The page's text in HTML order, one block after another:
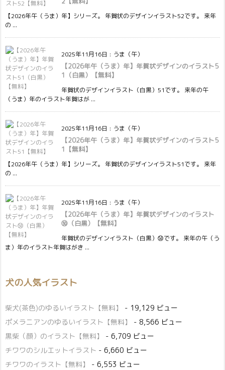
【2026年午（うま）年】シリーズ。 年賀状のデザインイラスト52です。 来年
の ...
2025年11月16日 : うま（午）
【2026年午（うま）年】年賀状デザインのイラスト5
1（白黒）【無料】
年賀状のデザインイラスト（白黒）51です。 来年の午
（うま）年のイラスト年賀はが ...
2025年11月16日 : うま（午）
【2026年午（うま）年】年賀状デザインのイラスト5
1【無料】
【2026年午（うま）年】シリーズ。 年賀状のデザインイラスト51です。 来年
の ...
2025年11月16日 : うま（午）
【2026年午（うま）年】年賀状デザインのイラスト
㊿（白黒）【無料】
年賀状のデザインイラスト（白黒）㊿です。 来年の午（う
ま）年のイラスト年賀はがき ...
犬の人気イラスト
柴犬(茶色)のゆるいイラスト【無料】
- 19,129 ビュー
ポメラニアンのゆるいイラスト【無料】
- 8,566 ビュー
黒柴（顔）のイラスト【無料】
- 6,709 ビュー
チワワのシルエットイラスト - 6,660 ビュー
チワワのイラスト【無料】
- 6,553 ビュー